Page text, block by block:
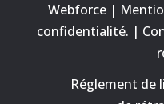
Webforce |
confidentialité. |
Réglement de